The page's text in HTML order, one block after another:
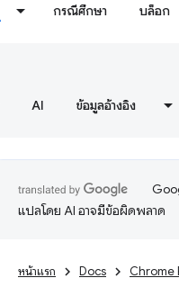
กรณีศึกษา บล็อก
AI ข้อมูลอ้างอิง
แปลโดย AI อาจมีข้อผิดพลาด
หน้าแรก Docs Chrome